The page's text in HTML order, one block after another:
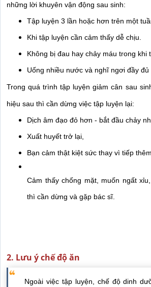
những lời khuyên vận động sau sinh:
Tập luyện 3 lần hoặc hơn trên một
Khi tập luyện cần cảm thấy dễ chịu.
Không bị đau hay chảy máu trong khi
Uống nhiều nước và nghĩ ngơi đầy đủ
Trong quá trình tập luyện giảm cân sau
hiệu sau thì cần dừng việc tập luyện lại:
Dịch âm đạo đỏ hơn - bắt đầu chảy
Xuất huyết trở lại,
Bạn cảm thật kiệt sức thay vì tiếp
Cảm thấy chống mặt, muốn ngất
thì cần dừng và gặp bác sĩ.
2. Lưu ý chế độ ăn
Ngoài việc tập luyện, chế độ dinh